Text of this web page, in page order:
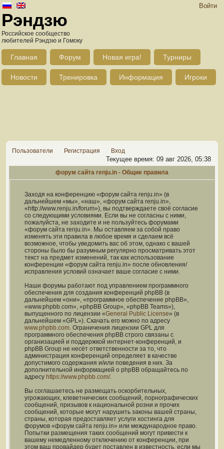
Войти
Рэндзю
Российское сообщество
любителей Рэндзю и Гомоку
Главная Форум Новая игра! Турниры
Новости Тренировка Информация Игроки
Пользователи Регистрация Вход
Текущее время: 09 авг 2026, 05:38
форум сайта renju.in - Общие правила
Заходя на конференцию «форум сайта renju.in» (в
дальнейшем «мы», «наш», «форум сайта renju.in»,
«http://www.renju.in/forum»), вы подтверждаете своё согласие
со следующими условиями. Если вы не согласны с ними,
пожалуйста, не заходите и не пользуйтесь форумами
«форум сайта renju.in». Мы оставляем за собой право
изменять эти правила в любое время и сделаем всё
возможное, чтобы уведомить вас об этом, однако с вашей
стороны было бы разумным регулярно просматривать этот
текст на предмет изменений, так как использование
конференции «форум сайта renju.in» после обновления/
исправления условий означает ваше согласие с ними.
Наши форумы работают под управлением программного
обеспечения для создания конференций phpBB (в
дальнейшем «они», «программное обеспечение phpBB»,
«www.phpbb.com», «phpBB Group», «phpBB Teams»),
выпущенного по лицензии «General Public License» (в
дальнейшем «GPL»). Скачать его можно по адресу
www.phpbb.com. Ограничения лицензии GPL для
программного обеспечения phpBB строго связаны с
организацией и поддержкой интернет-конференций, и
phpBB Group не несёт ответственности за то, что
администрация конференций определяет в качестве
допустимого содержания и/или поведения в них. За
дополнительной информацией о phpBB обращайтесь по
адресу https://www.phpbb.com/.
Вы соглашаетесь не размещать оскорбительных,
угрожающих, клеветнических сообщений, порнографических
сообщений, призывов к национальной розни и прочих
сообщений, которые могут нарушить законы вашей страны,
страны, которая предоставляет услуги хостинга для
форумов «форум сайта renju.in» или международное право.
Попытки размещения таких сообщений могут привести к
вашему немедленному отключению от конференции, при
этом ваш провайдер будет поставлен в известность, если мы